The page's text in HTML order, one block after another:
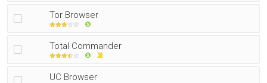
Tor Browser
Total Commander
UC Browser